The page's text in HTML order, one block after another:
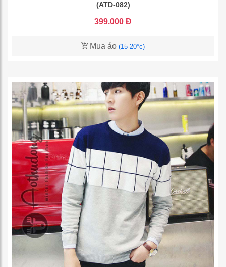
(ATD-082)
399.000 Đ
Mua áo (15-20°c)